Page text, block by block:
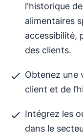
l'historique
alimentaires
accessibilité,
des clients.
Obtenez une
client et de
Intégrez les
dans le